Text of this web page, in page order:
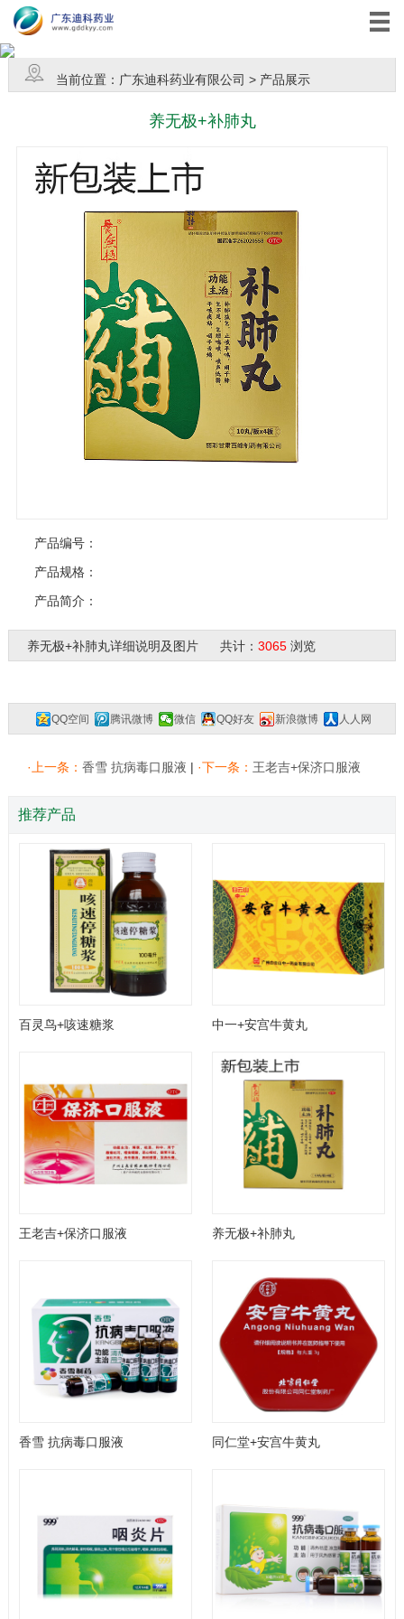
当前位置： 广东迪科药业有限公司 > 产品展示
养无极+补肺丸
产品编号：
产品规格：
产品简介：
养无极+补肺丸详细说明及图片 共计： 3065浏览
QQ空间 腾讯微博 微信 QQ好友 新浪微博
人人网
·上一条：香雪 抗病毒口服液 | ·下一条： 王老吉+保济口服液
推荐产品
百灵鸟+咳速糖浆 中一+安宫牛黄丸
王老吉+保济口服液 养无极+补肺丸
香雪 抗病毒口服液 同仁堂+安宫牛黄丸